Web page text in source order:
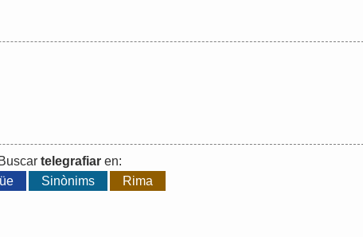
Buscar telegrafiar en:
Sinònims Rima